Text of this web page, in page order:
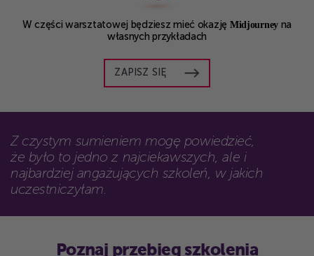
W części warsztatowej będziesz mieć okazję Midjourney na
własnych przykładach
ZAPISZ SIĘ
Z czystym sumieniem mogę powiedzieć,
że było to jedno z najciekawszych, ale i
najbardziej angażujących szkoleń, w jakich
uczestniczyłam.
Poznaj przebieg szkolenia